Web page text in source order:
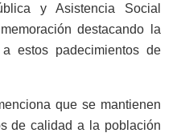
y Asistencia Social
destacando la
estos padecimientos de
que se mantienen
de calidad a la población